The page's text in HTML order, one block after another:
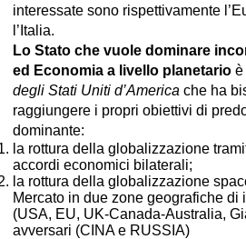
interessate sono rispettivamente
l’Italia.
Lo Stato che vuole dominare
ed Economia a livello planetario è
degli Stati Uniti d’America che ha
raggiungere i propri obiettivi di
dominante:
la rottura della globalizzazione
accordi economici bilaterali;
la rottura della globalizzazione
Mercato in due zone geografiche di
(USA, EU, UK-Canada-Australia,
avversari (CINA e RUSSIA)